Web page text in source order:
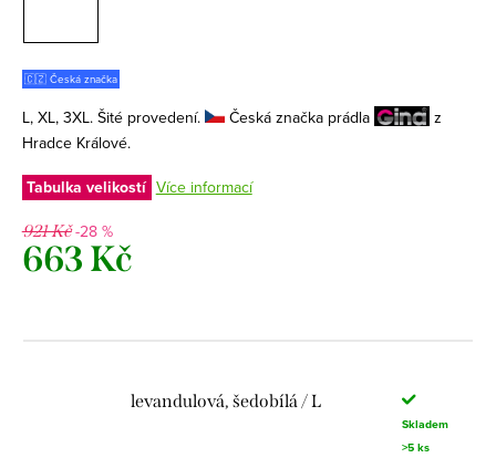
🇨🇿 Česká značka
L, XL, 3XL. Šité provedení. Česká značka prádla
z
Hradce Králové.
Tabulka velikostí Více informací
921 Kč-28 %
663 Kč
levandulová, šedobílá / L
Skladem
>5 ks